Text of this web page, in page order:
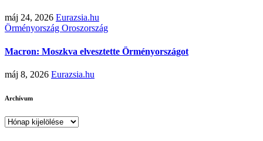
máj 24, 2026 Eurazsia.hu
Örményország Oroszország
Macron: Moszkva elvesztette Örményországot
máj 8, 2026 Eurazsia.hu
Archívum
Archívum